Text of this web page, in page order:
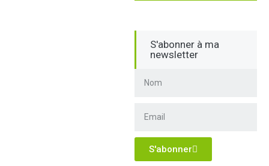
S'abonner à ma
newsletter
S'abonner